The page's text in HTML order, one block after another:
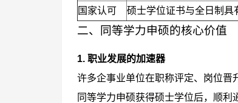
国家认可
硕士学位证书与全日制具
二、同等学力申硕的核心价值
1. 职业发展的加速器
许多企事业单位在职称评定、岗位晋
同等学力申硕获得硕士学位后，顺利